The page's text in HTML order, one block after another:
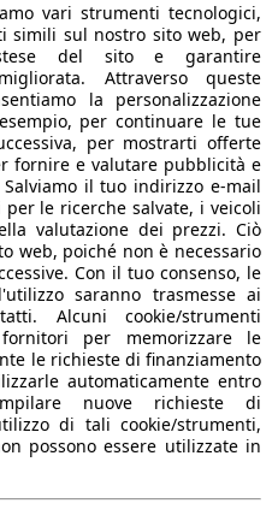
mercato auto europeo.
vari strumenti tecnologici,
simili sul nostro sito web, per
del sito e garantire
Attraverso queste
la personalizzazione
per continuare le tue
per mostrarti offerte
fornire e valutare pubblicità e
il tuo indirizzo e-mail
le ricerche salvate, i veicoli
valutazione dei prezzi. Ciò
web, poiché non è necessario
Con il tuo consenso, le
saranno trasmesse ai
Alcuni cookie/strumenti
per memorizzare le
le richieste di finanziamento
automaticamente entro
nuove richieste di
di tali cookie/strumenti,
possono essere utilizzate in